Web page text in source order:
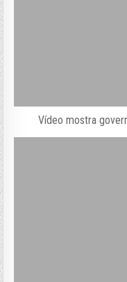
Vídeo mostra